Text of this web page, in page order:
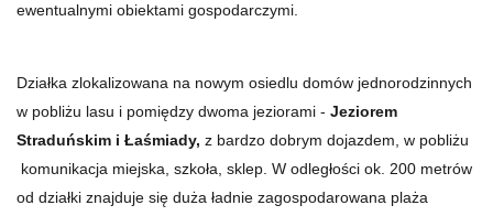
ewentualnymi obiektami gospodarczymi.
Działka zlokalizowana na nowym osiedlu domów jednorodzinnych
w pobliżu lasu i pomiędzy dwoma jeziorami - Jeziorem
Straduńskim i Łaśmiady, z bardzo dobrym dojazdem, w pobliżu
komunikacja miejska, szkoła, sklep. W odległości ok. 200 metrów
od działki znajduje się duża ładnie zagospodarowana plaża